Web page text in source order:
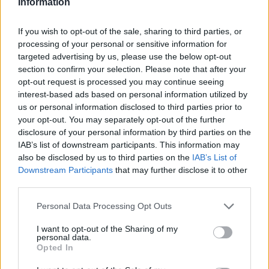
If you wish to opt-out of the sale, sharing to third parties, or
processing of your personal or sensitive information for
targeted advertising by us, please use the below opt-out
section to confirm your selection. Please note that after your
opt-out request is processed you may continue seeing
interest-based ads based on personal information utilized by
us or personal information disclosed to third parties prior to
your opt-out. You may separately opt-out of the further
disclosure of your personal information by third parties on the
IAB’s list of downstream participants. This information may
also be disclosed by us to third parties on the IAB’s List of
Downstream Participants that may further disclose it to other
Personal Data Processing Opt Outs
I want to opt-out of the Sharing of my
personal data.
Opted In
Resumen de datos de la ruta entre Ciudad Real y
Puebla De Obando
Tipo de
combustible
Precio
por litro
Gasto
5l/100km
Gasto
7l/100km
Gasto
10l/100km
0,00€ 21l.-
0,00€
30 l. -
0,00€
l. - 0,00€
Gasolina 98 0,00€ 21l.-
0,00€
30l. -
0,00€
43l. - 0,00€
Gasoil 0,00€ 21l.-
0,00€
30l. -
0,00€
43l.- 0,00€
0,00€
0,00€
Estado del tráfico e incidencias de la DGT en
Ciudad Real